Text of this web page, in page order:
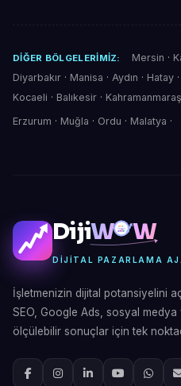
DIĞER BÖLGELERIMIZ: Mersin ·
Diyarbakır · Manisa · Aydın · Hatay ·
Kocaeli · Balıkesir · Kahramanmaraş
Erzurum · Muğla · Ordu · Malatya ·
DijiW W
DIJITAL PAZARLAMA
İşletmenizin dijital potansiyelini
SEO, Google Ads, sosyal
ölçülebilir sonuçlar için tek